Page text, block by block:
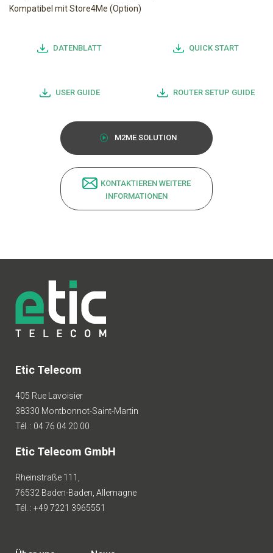
Kompatibel mit Store4Me (Option)
DATENBLATT QUICK START
USER GUIDE ROUTER SETUP GUIDE
M2ME SOLUTION
KONTAKTIEREN WEITERE
INFORMATIONEN
Etic Telecom
405 Rue Lavoisier
38330 Montbonnot-Saint-Martin
Tél. : 04 76 04 20 00
Etic Telecom GmbH
Rheinstraße 111,
76532 Baden-Baden, Allemagne
Tél. : +49 7221 3965551